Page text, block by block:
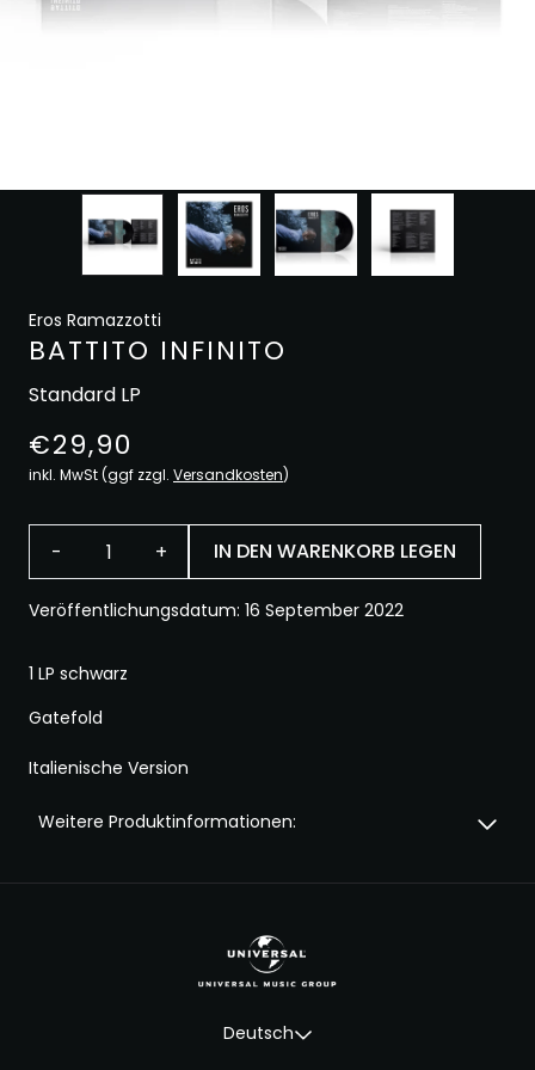
Eros Ramazzotti
BATTITO INFINITO
Standard LP
€29,90
inkl. MwSt (ggf zzgl. Versandkosten)
Anzahl
- + BATTITO INFINITO IN
IN DEN WARENKORB LEGEN
Veröffentlichungsdatum: 16 September 2022
1 LP schwarz
Gatefold
Italienische Version
Weitere Produktinformationen:
Deutsch